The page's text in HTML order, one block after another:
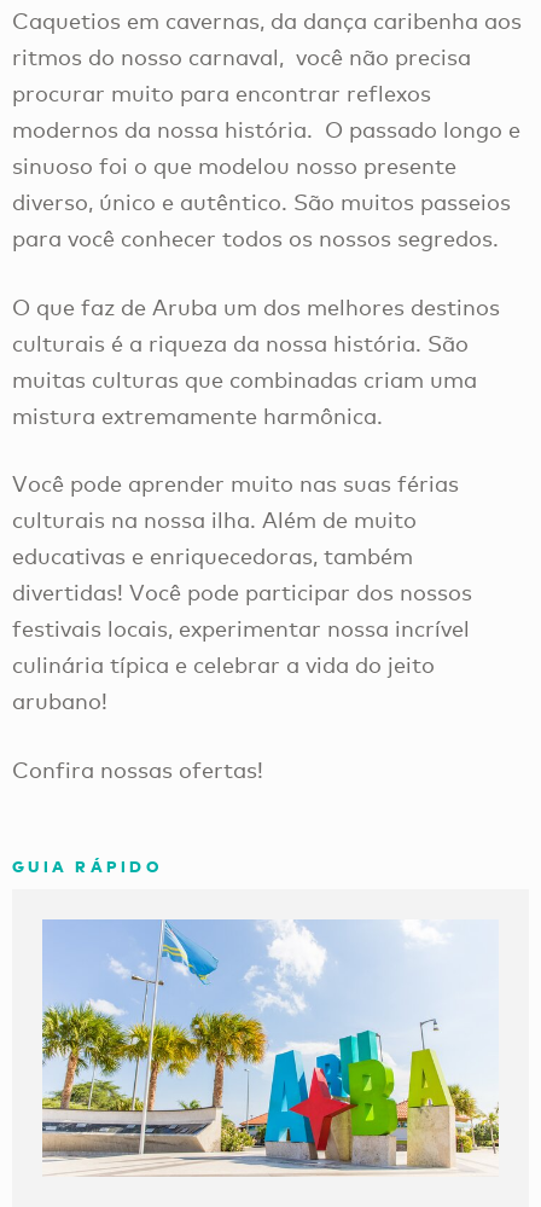
Caquetios em cavernas, da dança caribenha aos
ritmos do nosso carnaval, você não precisa
procurar muito para encontrar reflexos
modernos da nossa história. O passado longo e
sinuoso foi o que modelou nosso presente
diverso, único e autêntico. São muitos passeios
para você conhecer todos os nossos segredos.
O que faz de Aruba um dos melhores destinos
culturais é a riqueza da nossa história. São
muitas culturas que combinadas criam uma
mistura extremamente harmônica.
Você pode aprender muito nas suas férias
culturais na nossa ilha. Além de muito
educativas e enriquecedoras, também
divertidas! Você pode participar dos nossos
festivais locais, experimentar nossa incrível
culinária típica e celebrar a vida do jeito
arubano!
Confira nossas ofertas!
GUIA RÁPIDO